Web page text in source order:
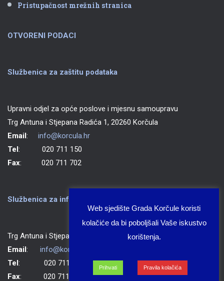
Pristupačnost mrežnih stranica
OTVORENI PODACI
Službenica za zaštitu podataka
Upravni odjel za opće poslove i mjesnu samoupravu
Trg Antuna i Stjepana Radića 1, 20260 Korčula
Email: info@korcula.hr
Tel: 020 711 150
Fax: 020 711 702
Službenica za informiranje Grada Korčule
Trg Antuna i Stjepana Radića 1, 20260 Korčula
Email: info@korcula.hr
Tel: 020 711 150
Fax: 020 711 702
Web sjedište Grada Korčule koristi
kolačiće da bi poboljšali Vaše iskustvo
korištenja.
Prihvati Pravila kolačića